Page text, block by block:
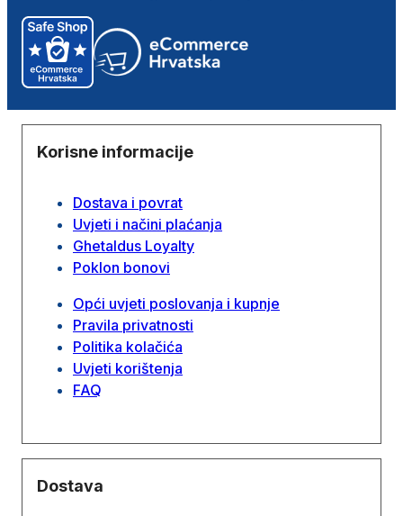
Korisne informacije
Dostava i povrat
Uvjeti i načini plaćanja
Ghetaldus Loyalty
Poklon bonovi
Opći uvjeti poslovanja i kupnje
Pravila privatnosti
Politika kolačića
Uvjeti korištenja
FAQ
Dostava